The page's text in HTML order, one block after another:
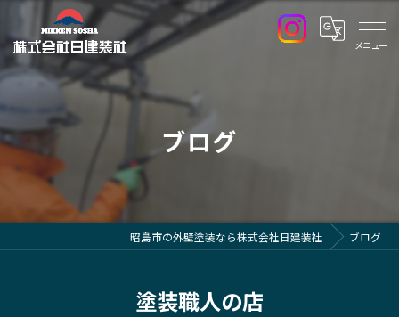
ブログ
昭島市の外壁塗装なら株式会社日建装社 ブログ
塗装職人の店